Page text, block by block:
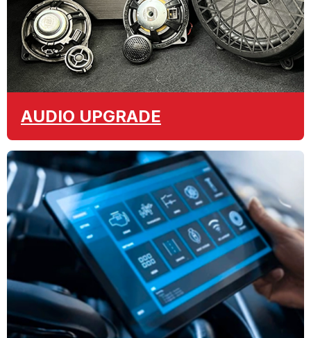
AUDIO UPGRADE